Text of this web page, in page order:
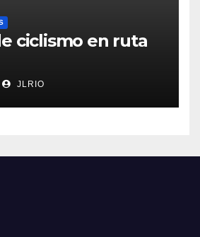
ciclismo en ruta
JLRIO